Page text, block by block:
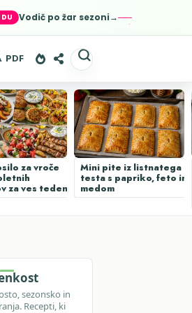
Vodič po žar sezoni→
PDF
za vroče
za ves teden
Mini pite iz listnatega
testa s papriko, feto in
medom
sezonsko in
Recepti, ki
GOT IT